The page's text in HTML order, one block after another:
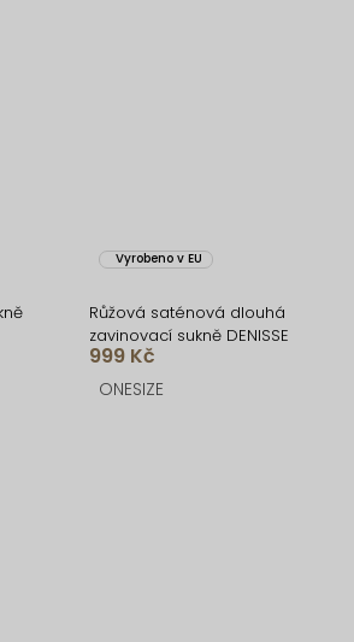
Vyrobeno v EU
Růžová saténová dlouhá
zavinovací sukně DENISSE
999 Kč
ONESIZE